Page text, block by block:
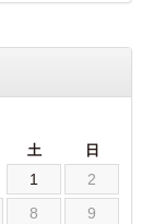
土 日
1
2
8
9